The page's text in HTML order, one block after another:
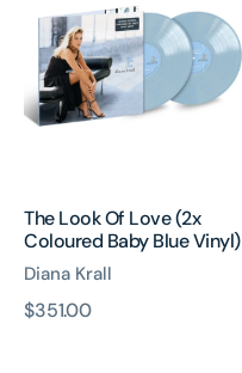
Of
Love
(2x
Coloured
Baby
The Look Of Love (2x
Coloured Baby Blue Vinyl)
Diana Krall
原
$351.00